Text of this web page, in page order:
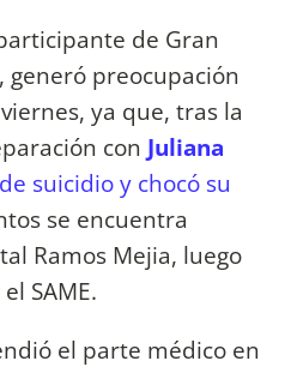
de Gran
generó preocupación
ya que, tras la
con Juliana
suicidio y chocó su
se encuentra
Ramos Mejia, luego
SAME.
el parte médico en